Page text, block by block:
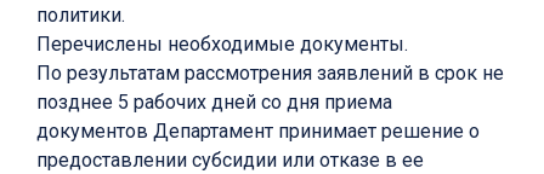
политики.
Перечислены необходимые документы.
По результатам рассмотрения заявлений в срок не
позднее 5 рабочих дней со дня приема
документов Департамент принимает решение о
предоставлении субсидии или отказе в ее